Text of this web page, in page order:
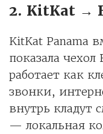
2. KitKat →
KitKat Panama
показала
работает как
звонки,
внутрь кладут
— локальная